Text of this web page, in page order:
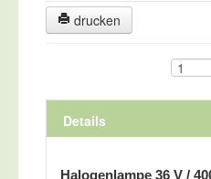
drucken
Details
Halogenlampe 36 V /